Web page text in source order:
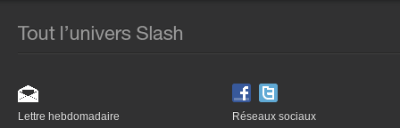
Lettre hebdomadaire
Réseaux sociaux